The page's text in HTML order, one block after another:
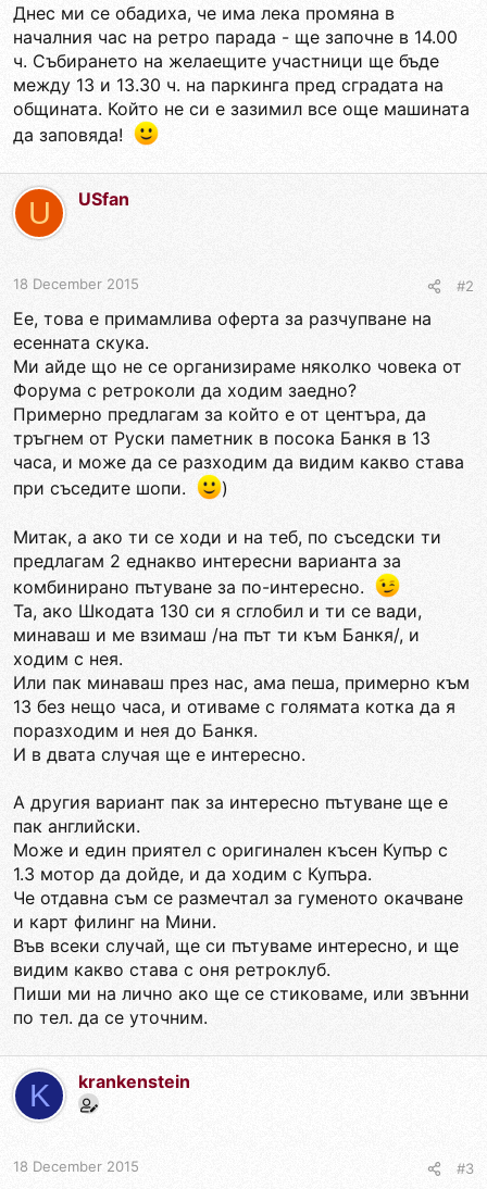
Днес ми се обадиха, че има лека промяна в
началния час на ретро парада - ще започне в 14.00
ч. Събирането на желаещите участници ще бъде
между 13 и 13.30 ч. на паркинга пред сградата на
общината. Който не си е зазимил все още машината
да заповяда!
U USfan
18 December 2015 #2
Ee, това е примамлива оферта за разчупване на
есенната скука.
Ми айде що не се организираме няколко човека от
Форума с ретроколи да ходим заедно?
Примерно предлагам за който е от центъра, да
тръгнем от Руски паметник в посока Банкя в 13
часа, и може да се разходим да видим какво става
при съседите шопи.
)
Митак, а ако ти се ходи и на теб, по съседски ти
предлагам 2 еднакво интересни варианта за
комбинирано пътуване за по-интересно.
Та, ако Шкодата 130 си я сглобил и ти се вади,
минаваш и ме взимаш /на път ти към Банкя/, и
ходим с нея.
Или пак минаваш през нас, ама пеша, примерно към
13 без нещо часа, и отиваме с голямата котка да я
поразходим и нея до Банкя.
И в двата случая ще е интересно.
А другия вариант пак за интересно пътуване ще е
пак английски.
Може и един приятел с оригинален късен Купър с
1.3 мотор да дойде, и да ходим с Купъра.
Че отдавна съм се размечтал за гуменото окачване
и карт филинг на Мини.
Във всеки случай, ще си пътуваме интересно, и ще
видим какво става с оня ретроклуб.
Пиши ми на лично ако ще се стиковаме, или звънни
по тел. да се уточним.
K krankenstein
18 December 2015 #3